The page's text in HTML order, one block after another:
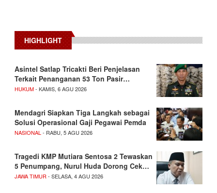
HIGHLIGHT
Asintel Satlap Tricakti Beri Penjelasan
Terkait Penanganan 53 Ton Pasir…
HUKUM- KAMIS, 6 AGU 2026
Mendagri Siapkan Tiga Langkah sebagai
Solusi Operasional Gaji Pegawai Pemda
NASIONAL - RABU, 5 AGU 2026
Tragedi KMP Mutiara Sentosa 2 Tewaskan
5 Penumpang, Nurul Huda Dorong Cek…
JAWA TIMUR - SELASA, 4 AGU 2026